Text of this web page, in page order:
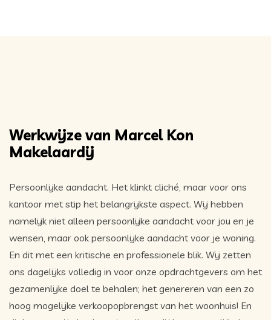
Werkwijze van Marcel Kon
Makelaardij
Persoonlijke aandacht. Het klinkt cliché, maar voor ons
kantoor met stip het belangrijkste aspect. Wij hebben
namelijk niet alleen persoonlijke aandacht voor jou en je
wensen, maar ook persoonlijke aandacht voor je woning.
En dit met een kritische en professionele blik. Wij zetten
ons dagelijks volledig in voor onze opdrachtgevers om het
gezamenlijke doel te behalen; het genereren van een zo
hoog mogelijke verkoopopbrengst van het woonhuis! En